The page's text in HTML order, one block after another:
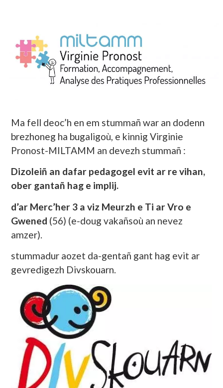
Ma fell deoc’h en em stummañ war an dodenn
brezhoneg ha bugaligoù, e kinnig Virginie
Pronost-MILTAMM an devezh stummañ :
Dizoleiñ an dafar pedagogel evit ar re vihan,
ober gantañ hag e implij.
d’ar Merc’her 3 a viz Meurzh e Ti ar Vro e
Gwened (56) (e-doug vakañsoù an nevez
amzer).
stummadur aozet da-gentañ gant hag evit ar
gevredigezh Divskouarn.